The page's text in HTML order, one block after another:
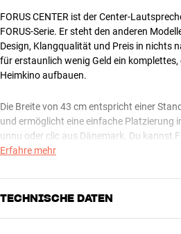
FORUS CENTER ist der Center-
FORUS-Serie. Er steht den anderen
Design, Klangqualität und Preis in nichts
für erstaunlich wenig Geld ein komplettes,
Heimkino aufbauen.
Die Breite von 43 cm entspricht einer
und ermöglicht eine einfache Platzierung
unnu oder clic aus Dänemark. Du kannst
problemlos an die Wand hängen
QUALITÄT FÜR JEDEN CENT
Der sichtbare Teil der Gehäusefront ist
aus, wenn Du die Lautsprecher lieber
Erfahre mehr
TECHNISCHE DATEN